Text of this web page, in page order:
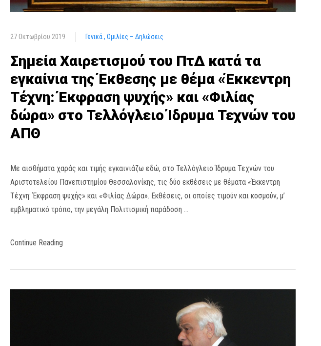
27 Οκτωβρίου 2019 Γενικά Ομιλίες – Δηλώσεις
Σημεία Χαιρετισμού του ΠτΔ κατά τα
εγκαίνια της Έκθεσης με θέμα «Έκκεντρη
Τέχνη: Έκφραση ψυχής» και «Φιλίας
δώρα» στο Τελλόγλειο Ίδρυμα Τεχνών του
ΑΠΘ
Με αισθήματα χαράς και τιμής εγκαινιάζω εδώ, στο Τελλόγλειο Ίδρυμα Τεχνών του
Αριστοτελείου Πανεπιστημίου Θεσσαλονίκης, τις δύο εκθέσεις με θέματα «Έκκεντρη
Τέχνη: Έκφραση ψυχής» και «Φιλίας Δώρα». Εκθέσεις, οι οποίες τιμούν και κοσμούν, μ’
εμβληματικό τρόπο, την μεγάλη Πολιτισμική παράδοση …
Continue Reading